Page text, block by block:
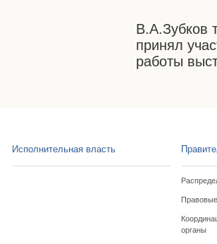
В.А.Зубков
принял
работы
Исполнительная власть
органы